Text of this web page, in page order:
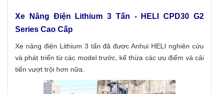
Xe Nâng Điện Lithium 3 Tấn - HELI CPD30 G2
Series Cao Cấp
Xe nâng điện Lithium 3 tấn đã được Anhui HELI nghiên cứu
và phát triển từ các model trước, kế thừa các ưu điểm và cải
tiến vượt trội hơn nữa.